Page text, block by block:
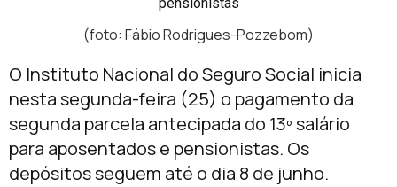
(foto: Fábio Rodrigues-Pozzebom)
O Instituto Nacional do Seguro Social inicia
nesta segunda-feira (25) o pagamento da
segunda parcela antecipada do 13º salário
para aposentados e pensionistas. Os
depósitos seguem até o dia 8 de junho.